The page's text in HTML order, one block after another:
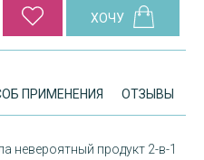
ПРИМЕНЕНИЯ ОТЗЫВЫ
невероятный продукт 2-в-1